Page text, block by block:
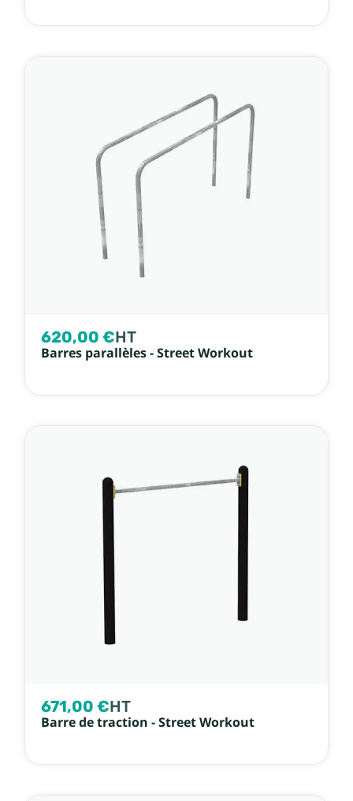
620,00 €HT
Barres parallèles - Street Workout
671,00 €HT
Barre de traction - Street Workout